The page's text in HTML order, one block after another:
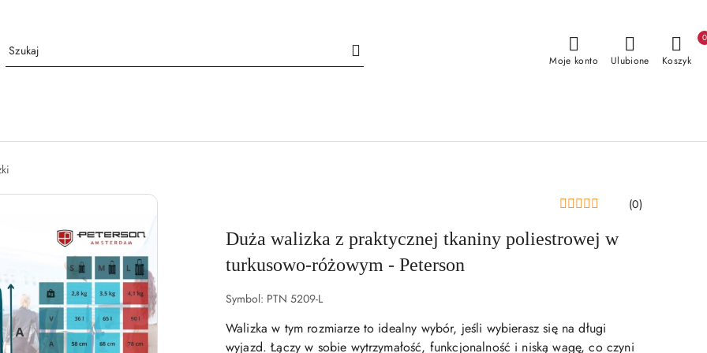
Moje konto Ulubione Koszyk
0
(0)
Duża walizka z praktycznej tkaniny poliestrowej w
turkusowo-różowym - Peterson
Symbol: PTN 5209-L
Walizka w tym rozmiarze to idealny wybór, jeśli wybierasz się na długi
wyjazd. Łączy w sobie wytrzymałość, funkcjonalność i niską wagę, co czyni